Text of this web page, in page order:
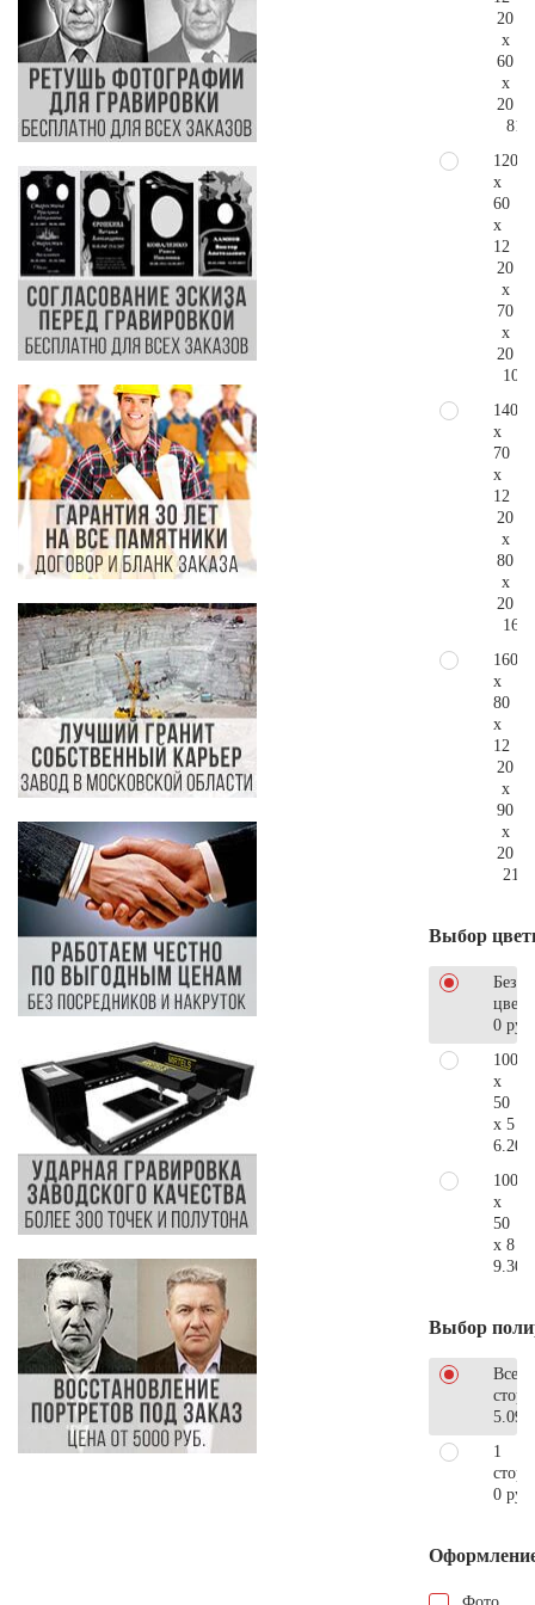
20
x
60
x
20
120
x
60
x
12
20
x
70
x
20
140
x
70
x
12
20
x
80
x
20
160
x
80
x
12
20
x
90
x
20
Выбор
Без
0 руб.
100
x
50
x 5
100
x
50
x 8
Выбор
Все
1
0 руб.